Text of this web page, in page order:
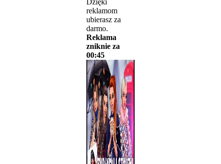
reklamom
ubierasz za
darmo.
Reklama
zniknie za
00:45